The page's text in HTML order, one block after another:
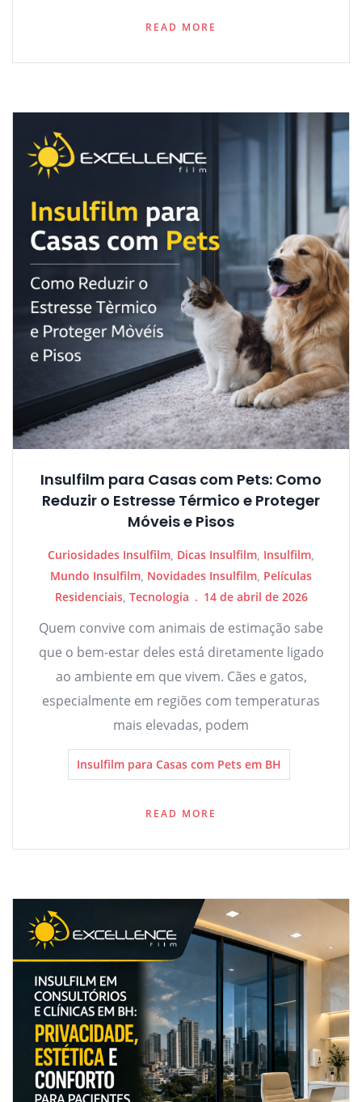
READ MORE
Insulfilm para Casas com Pets: Como
Reduzir o Estresse Térmico e Proteger
Móveis e Pisos
Curiosidades Insulfilm Dicas Insulfilm Insulfilm
Mundo Insulfilm Novidades Insulfilm Películas
Residenciais, Tecnologia 14 de abril de 2026
Quem convive com animais de estimação sabe
que o bem-estar deles está diretamente ligado
ao ambiente em que vivem. Cães e gatos,
especialmente em regiões com temperaturas
mais elevadas, podem
Insulfilm para Casas com Pets em BH
READ MORE